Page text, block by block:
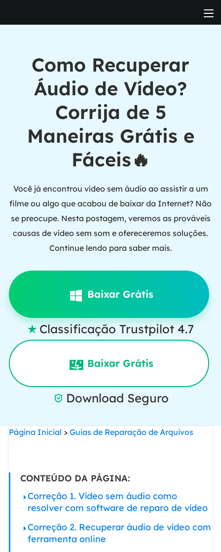
Como Recuperar
Áudio de Vídeo?
Corrija de 5
Maneiras Grátis e
Fáceis🔥
Você já encontrou vídeo sem áudio ao assistir a um
filme ou algo que acabou de baixar da Internet? Não
se preocupe. Nesta postagem, veremos as prováveis
causas de vídeo sem som e ofereceremos soluções.
Continue lendo para saber mais.
Baixar Grátis
 Classificação Trustpilot 4.7
Baixar Grátis
 Download Seguro
Página Inicial > Guias de Reparação de Arquivos
CONTEÚDO DA PÁGINA:
Correção 1. Vídeo sem áudio como
resolver com software de reparo de vídeo
Correção 2. Recuperar áudio de vídeo com
ferramenta online